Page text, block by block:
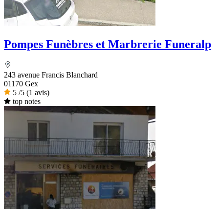
Pompes Funèbres et Marbrerie Funeralp
243 avenue Francis Blanchard
01170 Gex
5 /5 (1 avis)
top notes